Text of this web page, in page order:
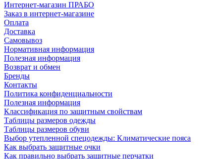
Интернет-магазин ПРАБО
Заказ в интернет-магазине
Оплата
Доставка
Самовывоз
Нормативная информация
Полезная информация
Возврат и обмен
Бренды
Контакты
Политика конфиденциальности
Полезная информация
Классификация по защитным свойствам
Таблицы размеров одежды
Таблицы размеров обуви
Выбор утепленной спецодежды: Климатические пояса
Как выбрать защитные очки
Как правильно выбрать защитные перчатки